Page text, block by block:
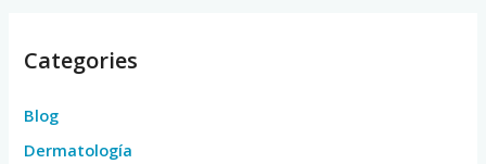
Categories
Blog
Dermatología